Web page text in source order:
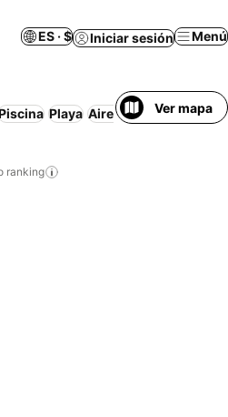
ES · $ Iniciar sesión Menú
Playa Aire acondicionado
Ver mapa
ranking